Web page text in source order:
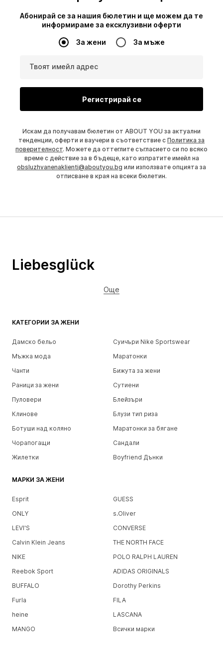
Абонирай се за нашия бюлетин и ще можем да те
информираме за ексклузивни оферти
За жени За мъже
Твоят имейл адрес
Регистрирай се
Искам да получавам бюлетин от ABOUT YOU за актуални
тенденции, оферти и ваучери в съответствие с Политика за
поверителност. Можете да оттеглите съгласието си по всяко
време с действие за в бъдеще, като изпратите имейл на
obsluzhvanenaklienti@aboutyou.bg или използвате опцията за
отписване в края на всеки бюлетин.
КАТЕГОРИИ ЗА ЖЕНИ
Дамско бельо
Суичъри Nike Sportswear
Мъжка мода
Маратонки
Чанти
Бижута за жени
Раници за жени
Сутиени
Пуловери
Блейзъри
Клинове
Блузи тип риза
Ботуши над коляно
Маратонки за бягане
Чорапогащи
Сандали
Жилетки
Boyfriend Дънки
МАРКИ ЗА ЖЕНИ
Esprit
GUESS
ONLY
s.Oliver
LEVI'S
CONVERSE
Calvin Klein Jeans
THE NORTH FACE
NIKE
POLO RALPH LAUREN
Reebok Sport
ADIDAS ORIGINALS
BUFFALO
Dorothy Perkins
Furla
FILA
heine
LASCANA
MANGO
Всички марки
Liebesglück
Още